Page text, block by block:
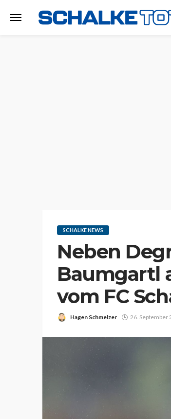
SCHALKE NEWS
Neben
Baumgartl
vom FC
Hagen Schmelzer 26. September